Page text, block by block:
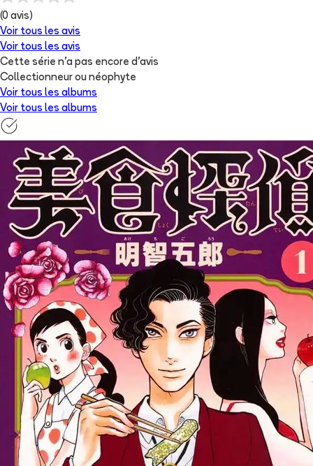
(0 avis)
Voir tous les avis
Voir tous les avis
Cette série n'a pas encore d'avis
Collectionneur ou néophyte
Voir tous les albums
Voir tous les albums